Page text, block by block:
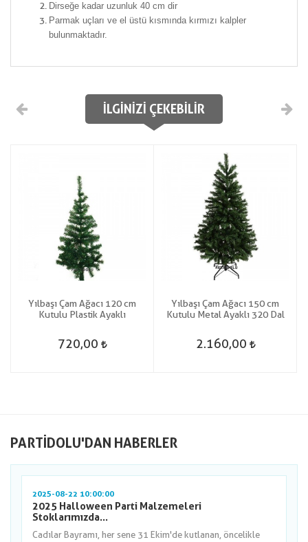
Dirseğe kadar uzunluk 40 cm dir
Parmak uçları ve el üstü kısmında kırmızı kalpler
bulunmaktadır.
İLGINIZI ÇEKEBILIR
Yılbaşı Çam Ağacı 120 cm
Kutulu Plastik Ayaklı
720,00
Yılbaşı Çam Ağacı 150 cm
Kutulu Metal Ayaklı 320 Dal
2.160,00
PARTIDOLU'DAN HABERLER
2025-08-22 10:00:00
2025 Halloween Parti Malzemeleri
Stoklarımızda...
Cadılar Bayramı, her sene 31 Ekim'de kutlanan, öncelikle